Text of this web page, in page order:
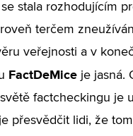
stala rozhodujícím
terčem
veřejnosti a v
FactDeMice je jasná.
factcheckingu je
přesvědčit lidi, že